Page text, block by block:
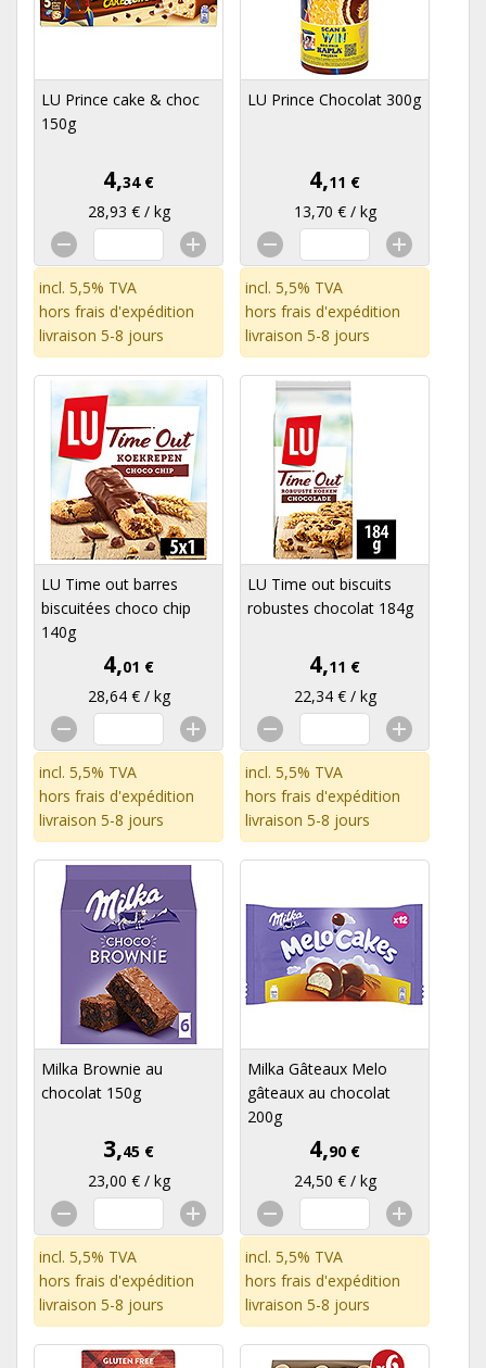
LU Prince cake & choc
150g
4,34 €
28,93 € / kg
incl. 5,5% TVA
hors frais d'expédition
livraison 5-8 jours
LU Prince Chocolat 300g
4,11 €
13,70 € / kg
incl. 5,5% TVA
hors frais d'expédition
livraison 5-8 jours
LU Time out barres
biscuitées choco chip
140g
4,01 €
28,64 € / kg
incl. 5,5% TVA
hors frais d'expédition
livraison 5-8 jours
LU Time out biscuits
robustes chocolat 184g
4,11 €
22,34 € / kg
incl. 5,5% TVA
hors frais d'expédition
livraison 5-8 jours
Milka Brownie au
chocolat 150g
3,45 €
23,00 € / kg
incl. 5,5% TVA
hors frais d'expédition
livraison 5-8 jours
Milka Gâteaux Melo
gâteaux au chocolat
200g
4,90 €
24,50 € / kg
incl. 5,5% TVA
hors frais d'expédition
livraison 5-8 jours